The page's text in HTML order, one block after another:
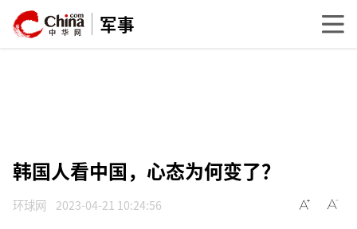
军事
韩国人看中国，心态为何变了？
环球网 2023-04-21 10:24:56